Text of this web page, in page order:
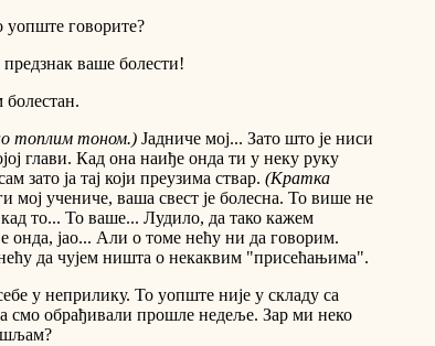
говорите?
предзнак ваше болести!
топлим тоном.) Јадниче мој... Зато што је ниси
глави. Кад она наиђе онда ти у неку руку
зато ја тај који преузима ствар. (Кратка
мој учениче, ваша свест је болесна. То више не
то... То ваше... Лудило, да тако кажем
онда, јао... Али о томе нећу ни да говорим.
да чујем ништа о некаквим "присећањима".
у неприлику. То уопште није у складу са
смо обрађивали прошле недеље. Зар ми неко